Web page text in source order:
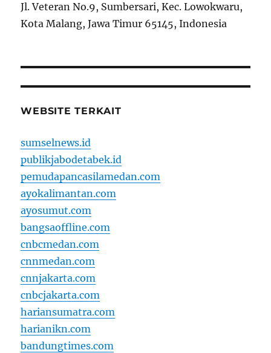
Jl. Veteran No.9, Sumbersari, Kec. Lowokwaru,
Kota Malang, Jawa Timur 65145, Indonesia
WEBSITE TERKAIT
sumselnews.id
publikjabodetabek.id
pemudapancasilamedan.com
ayokalimantan.com
ayosumut.com
bangsaoffline.com
cnbcmedan.com
cnnmedan.com
cnnjakarta.com
cnbcjakarta.com
hariansumatra.com
harianikn.com
bandungtimes.com